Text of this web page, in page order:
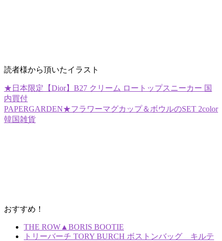
読者様から頂いたイラスト
★日本限定【Dior】B27 クリーム ロートップスニーカー 国
内買付
PAPERGARDEN★フラワーマグカップ＆ボウルのSET 2color
韓国雑貨
おすすめ！
THE ROW▲BORIS BOOTIE
トリーバーチ TORY BURCH ボストンバッグ キルテ